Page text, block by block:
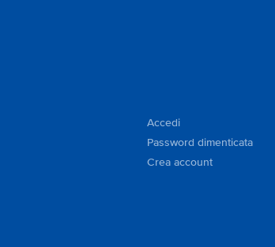
Accedi
Password dimenticata
Crea account